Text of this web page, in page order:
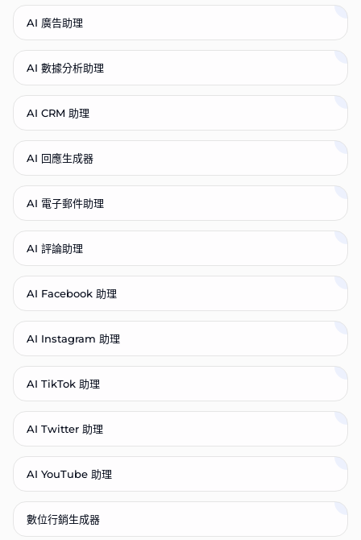
AI 廣告助理
AI 數據分析助理
AI CRM 助理
AI 回應生成器
AI 電子郵件助理
AI 評論助理
AI Facebook 助理
AI Instagram 助理
AI TikTok 助理
AI Twitter 助理
AI YouTube 助理
數位行銷生成器